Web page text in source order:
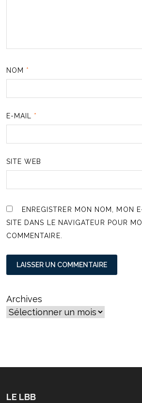
NOM *
E-MAIL *
SITE WEB
ENREGISTRER MON NOM, MON
SITE DANS LE NAVIGATEUR POUR
COMMENTAIRE.
Archives
LE LBB